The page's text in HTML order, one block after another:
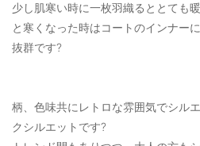
少し肌寒い時に一枚羽織るととても
と寒くなった時はコートのインナー
抜群です?
柄、色味共にレトロな雰囲気でシル
クシルエットです?